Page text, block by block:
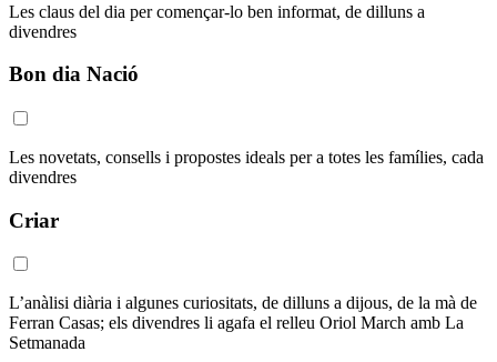
Les claus del dia per començar-lo ben informat, de dilluns a
divendres
Bon dia Nació
Les novetats, consells i propostes ideals per a totes les famílies, cada
divendres
Criar
L’anàlisi diària i algunes curiositats, de dilluns a dijous, de la mà de
Ferran Casas; els divendres li agafa el relleu Oriol March amb La
Setmanada